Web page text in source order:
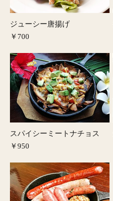
ジューシー唐揚げ
￥700
スパイシーミートナチョス
￥950